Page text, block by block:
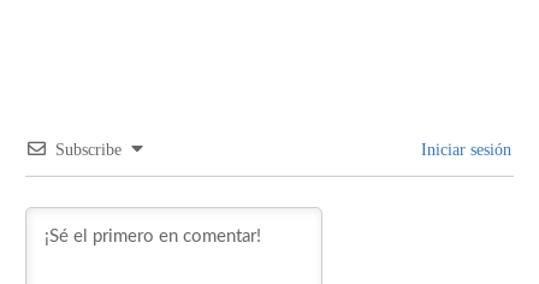
Subscribe Iniciar sesión